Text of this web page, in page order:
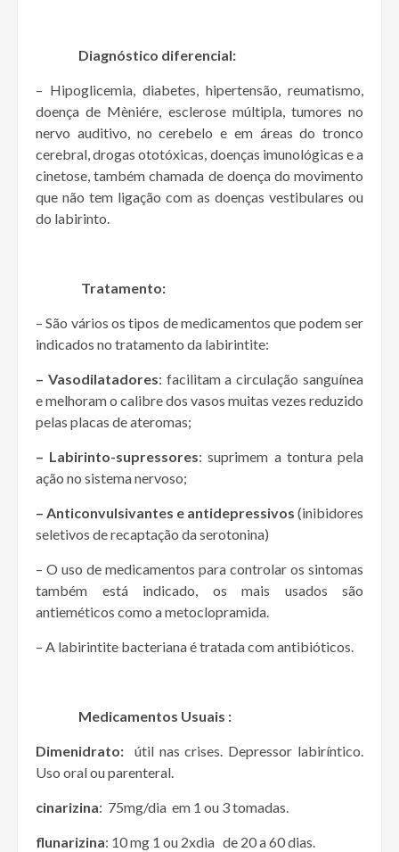
Diagnóstico diferencial:
– Hipoglicemia, diabetes, hipertensão, reumatismo,
doença de Mèniére, esclerose múltipla, tumores no
nervo auditivo, no cerebelo e em áreas do tronco
cerebral, drogas ototóxicas, doenças imunológicas e a
cinetose, também chamada de doença do movimento
que não tem ligação com as doenças vestibulares ou
do labirinto.
Tratamento:
– São vários os tipos de medicamentos que podem ser
indicados no tratamento da labirintite:
– Vasodilatadores: facilitam a circulação sanguínea
e melhoram o calibre dos vasos muitas vezes reduzido
pelas placas de ateromas;
– Labirinto-supressores: suprimem a tontura pela
ação no sistema nervoso;
– Anticonvulsivantes e antidepressivos (inibidores
seletivos de recaptação da serotonina)
– O uso de medicamentos para controlar os sintomas
também está indicado, os mais usados são
antieméticos como a metoclopramida.
– A labirintite bacteriana é tratada com antibióticos.
Medicamentos Usuais :
Dimenidrato: útil nas crises. Depressor labiríntico.
Uso oral ou parenteral.
cinarizina: 75mg/dia em 1 ou 3 tomadas.
flunarizina: 10 mg 1 ou 2xdia de 20 a 60 dias.